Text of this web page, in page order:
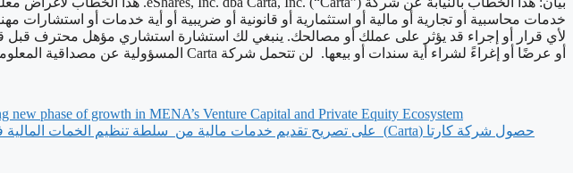
خدمات محاسبية أو تجارية أو مالية أو استثمارية أو قانونية أو ضريبية أو أية خدمات أو
لأي قرار أو إجراء قد يؤثر على عملك أو مصالحك. ينبغي لك استشارة استشاري مؤهل محترف قبل
أو عرضًا أو إغراءً لشراء أية سندات أو بيعها. لن تتحمل شركة Carta المسؤولية عن مصداقية المعلومات الواردة هنا. ©2025 Carta. جميع الحقوق محفوظة. إعادة الإصدار محظورة. يُحظر النسخ
phase of growth in MENA’s Venture Capital and Private Equity Ecosystem